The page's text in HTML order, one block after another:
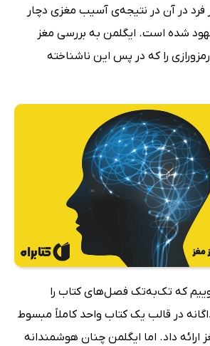
فرد در آن در نتیجه‌ی آسیب مغزی دچار
شده است. ایگلمن به بررسی مغز
را که در پس این ناشناخته
که تک‌به‌تک فصل‌های کتاب را
در قالب یک کتاب واحد کاملاً مبسوط
ارائه داد. اما ایگلمن چنان هوشمندانه